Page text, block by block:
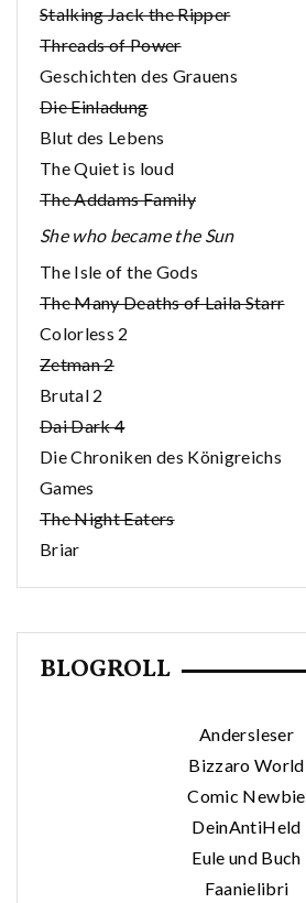
Stalking Jack the Ripper
Threads of Power
Geschichten des Grauens
Die Einladung
Blut des Lebens
The Quiet is loud
The Addams Family
She who became the Sun
The Isle of the Gods
The Many Deaths of Laila Starr
Colorless 2
Zetman 2
Brutal 2
Dai Dark 4
Die Chroniken des Königreichs
Games
The Night Eaters
Briar
BLOGROLL
Andersleser
Bizzaro World
Comic Newbie
DeinAntiHeld
Eule und Buch
Faanielibri